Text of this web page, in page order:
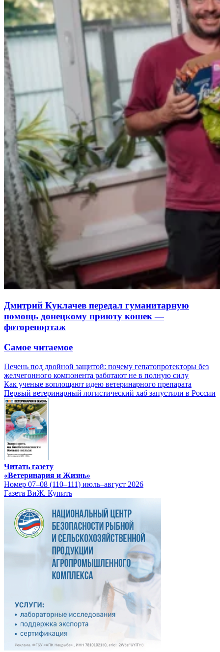
Дмитрий Куклачев передал гуманитарную
помощь донецкому приюту кошек —
фоторепортаж
Самое читаемое
Печень под двойной защитой: почему гепатопротекторы без
желчегонного компонента работают не в полную силу
Как ученые воплощают идею ветеринарного препарата
Первый ветеринарный логистический хаб запустили в России
Читать газету
«Ветеринария и Жизнь»
Номер 07–08 (110–111) июль–август 2026
Газета ВиЖ. Купить